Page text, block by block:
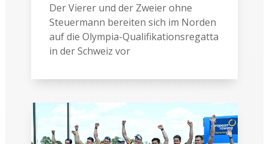
Der Vierer und der Zweier ohne
Steuermann bereiten sich im Norden
auf die Olympia-Qualifikationsregatta
in der Schweiz vor